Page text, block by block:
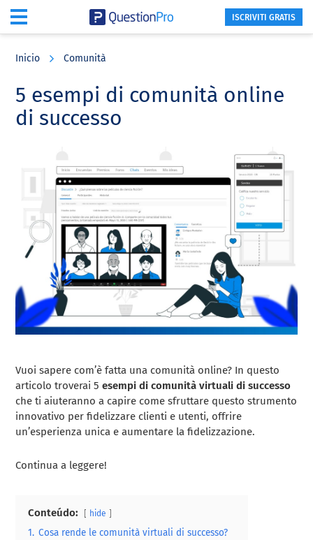
content
sidebar
ISCRIVITI GRATIS
Inicio Comunità
5 esempi di comunità online
di successo
Vuoi sapere com’è fatta una comunità online? In questo
articolo troverai 5esempi di comunità virtuali di successo
che ti aiuteranno a capire come sfruttare questo strumento
innovativo per fidelizzare clienti e utenti, offrire
un’esperienza unica e aumentare la fidelizzazione.
Continua a leggere!
Conteúdo: hide
1. Cosa rende le comunità virtuali di successo?